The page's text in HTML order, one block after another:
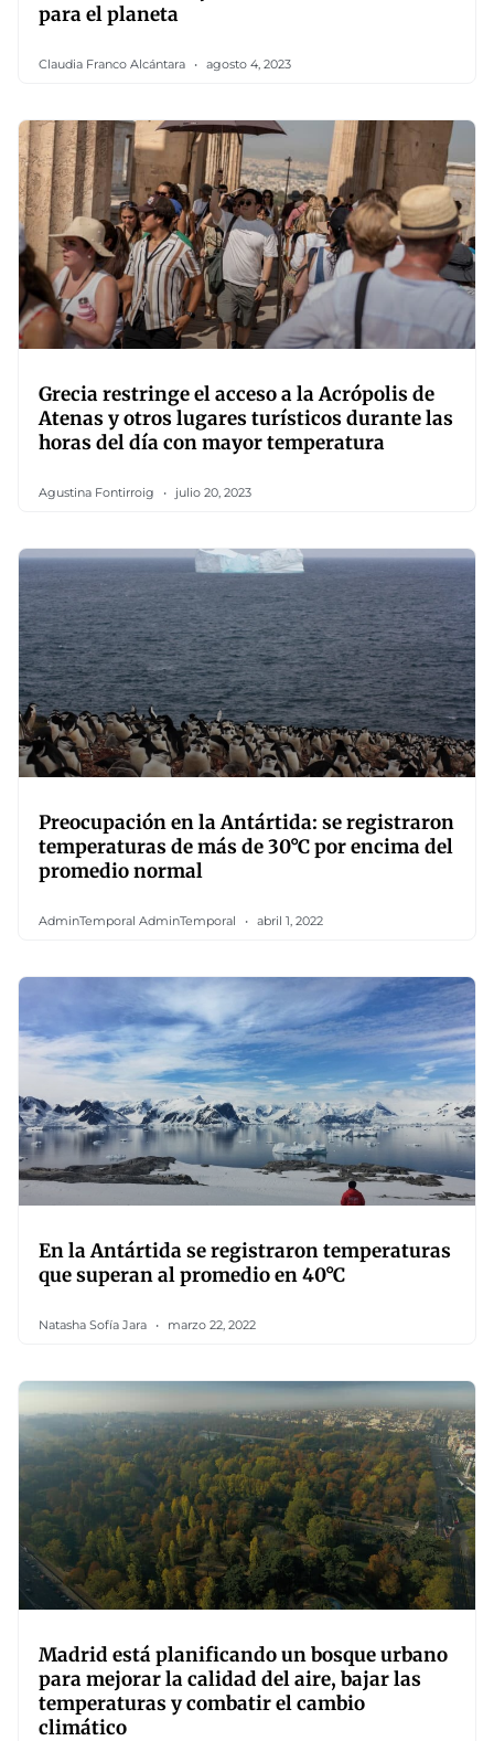
para el planeta
Claudia Franco Alcántara agosto 4, 2023
Grecia restringe el acceso a la Acrópolis de
Atenas y otros lugares turísticos durante las
horas del día con mayor temperatura
Agustina Fontirroig julio 20, 2023
Preocupación en la Antártida: se registraron
temperaturas de más de 30°C por encima del
promedio normal
AdminTemporal AdminTemporal abril 1, 2022
En la Antártida se registraron temperaturas
que superan al promedio en 40°C
Natasha Sofía Jara marzo 22, 2022
Madrid está planificando un bosque urbano
para mejorar la calidad del aire, bajar las
temperaturas y combatir el cambio
climático